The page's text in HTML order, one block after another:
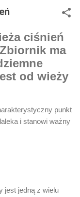
ciśnień
ma
od wieży
punkt
i stanowi ważny
jest jedną z wielu